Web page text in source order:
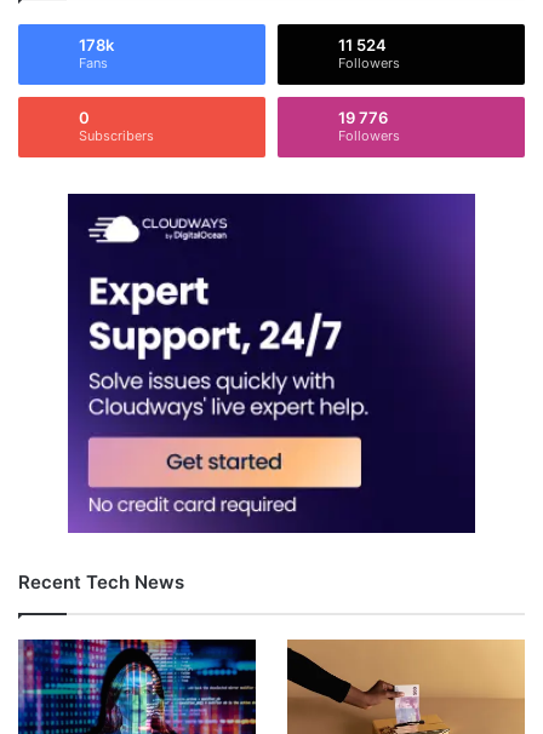
178k
Fans
11 524
Followers
0
Subscribers
19 776
Followers
Recent Tech News